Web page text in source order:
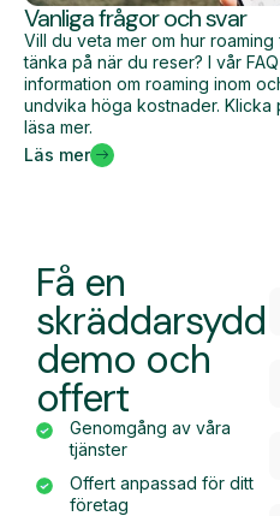
Vanliga frågor och svar
Vill du veta mer om hur
tänka på när du reser? I vår
information om roaming inom
undvika höga kostnader.
läsa mer.
Läs mer
Få en
skräddarsydd
demo och
offert
Genomgång av våra
tjänster
Offert anpassad för ditt
företag